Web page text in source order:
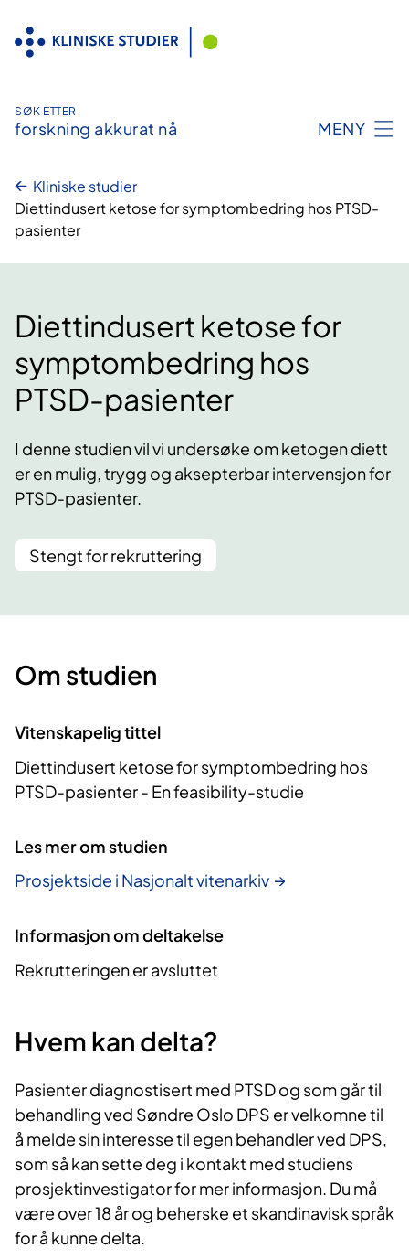
innhold
SØK ETTER
forskning akkurat nå MENY
Kliniske studier
Diettindusert ketose for symptombedring hos PTSD-
pasienter
Diettindusert ketose for
symptombedring hos
PTSD-pasienter
I denne studien vil vi undersøke om ketogen diett
er en mulig, trygg og aksepterbar intervensjon for
PTSD-pasienter.
Stengt for rekruttering
Om studien
Vitenskapelig tittel
Diettindusert ketose for symptombedring hos
PTSD-pasienter - En feasibility-studie
Les mer om studien
Prosjektside i Nasjonalt vitenarkiv
Informasjon om deltakelse
Rekrutteringen er avsluttet
Hvem kan delta?
Pasienter diagnostisert med PTSD og som går til
behandling ved Søndre Oslo DPS er velkomne til
å melde sin interesse til egen behandler ved DPS,
som så kan sette deg i kontakt med studiens
prosjektinvestigator for mer informasjon. Du må
være over 18 år og beherske et skandinavisk språk
for å kunne delta.